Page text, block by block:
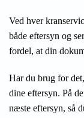
Ved hver
både eftersyn og
fordel, at din
Har du brug for
dine eftersyn. På
næste eftersyn, så